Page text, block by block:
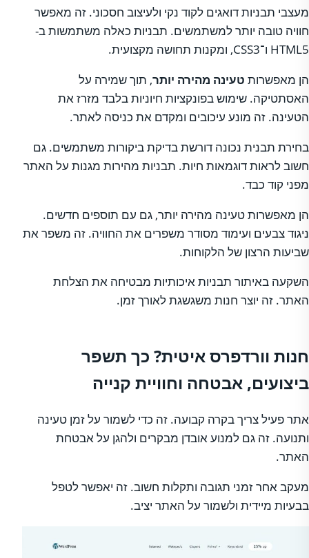
מעצבי תבניות דואגים לקוד נקי ולעיצוב חסכוני. זה מאפשר
חוויה טובה יותר למשתמשים. תבניות כאלה משתמשות ב-
HTML5 ו־CSS3, ומקנות תחושה מקצועית.
הן מאפשרות טעינה מהירה יותר, תוך שמירה על
האסתטיקה. שימוש בפונקציות חיוניות בלבד מזרז את
הטעינה. זה מונע עיכובים ומקדם את כניסה לאתר.
בחירת תבנית נכונה דורשת בדיקת ביקורות משתמשים. גם
חשוב לראות דוגמאות חיות. תבניות מהירות מגנות על האתר
מפני קוד כבד.
הן מאפשרות טעינה מהירה יותר, גם עם תוספים חדשים.
ניגוד צבעים ועימוד מסודר משפרים את החוויה. זה משפר את
שביעות הרצון של הלקוחות.
השקעה באיתור תבניות איכותיות מבטיחה את הצלחת
האתר. זה יוצר חנות משגשגת לאורך זמן.
חנות וורדפרס איטית? כך תשפר
ביצועים, אבטחה וחוויית קנייה
אתר פעיל צריך בקרה קבועה. זה כדי לשמור על זמן טעינה
ותנועה. זה גם למנוע אובדן מבקרים ולהגן על אבטחת
האתר.
מעקב אחר זמני תגובה ותקלות חשוב. זה יאפשר לטפל
בבעיות מיידית ולשמור על האתר יציב.